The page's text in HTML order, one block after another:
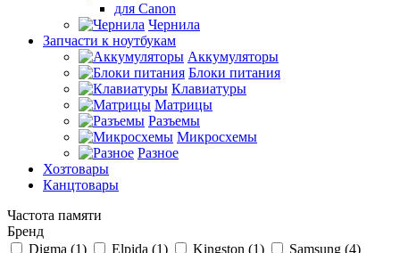
для Canon
Чернила
Запчасти к ноутбукам
Аккумуляторы
Блоки питания
Клавиатуры
Матрицы
Разъемы
Микросхемы
Разное
Хозтовары
Канцтовары
Частота памяти
Бренд
Digma (1) Elpida (1) Kingston (1) Samsung (4)